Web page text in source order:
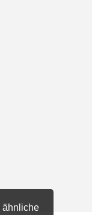
ähnliche